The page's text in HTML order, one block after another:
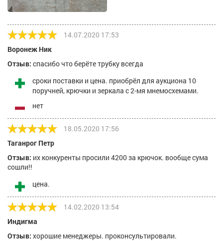
14.07.2020 17:53
Воронеж Ник
Отзыв: спасибо что берёте трубку всегда
сроки поставки и цена. приобрёл для аукциона 10
поручней, крючки и зеркала с 2-мя мнемосхемами.
нет
18.05.2020 17:56
Таганрог Петр
Отзыв: их конкуренты просили 4200 за крючок. вообще сума
сошли!!
цена.
14.02.2020 13:54
Индигма
Отзыв: хорошие менеджеры. проконсультировали.